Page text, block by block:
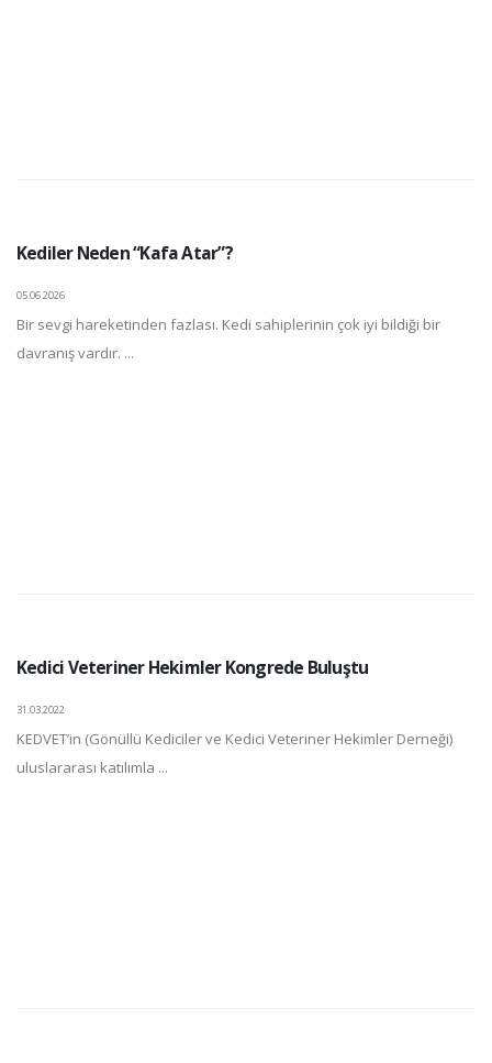
Kediler Neden “Kafa Atar”?
05.06.2026
Bir sevgi hareketinden fazlası. Kedi sahiplerinin çok iyi bildiği bir
davranış vardır. ...
Kedici Veteriner Hekimler Kongrede Buluştu
31.03.2022
KEDVET’in (Gönüllü Kediciler ve Kedici Veteriner Hekimler Derneği)
uluslararası katılımla ...